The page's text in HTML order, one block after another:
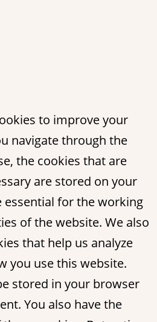
to improve your
navigate through the
the cookies that are
are stored on your
essential for the working
of the website. We also
that help us analyze
you use this website.
stored in your browser
You also have the